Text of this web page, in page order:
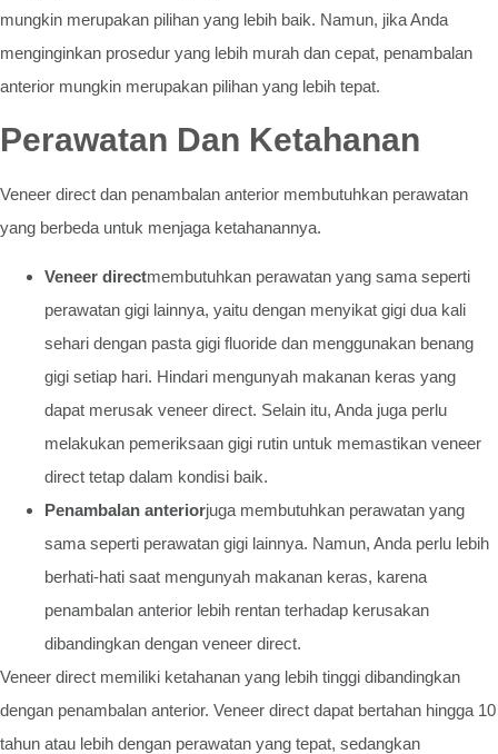
mungkin merupakan pilihan yang lebih baik. Namun, jika Anda
menginginkan prosedur yang lebih murah dan cepat, penambalan
anterior mungkin merupakan pilihan yang lebih tepat.
Perawatan Dan Ketahanan
Veneer direct dan penambalan anterior membutuhkan perawatan
yang berbeda untuk menjaga ketahanannya.
Veneer directmembutuhkan perawatan yang sama seperti
perawatan gigi lainnya, yaitu dengan menyikat gigi dua kali
sehari dengan pasta gigi fluoride dan menggunakan benang
gigi setiap hari. Hindari mengunyah makanan keras yang
dapat merusak veneer direct. Selain itu, Anda juga perlu
melakukan pemeriksaan gigi rutin untuk memastikan veneer
direct tetap dalam kondisi baik.
Penambalan anteriorjuga membutuhkan perawatan yang
sama seperti perawatan gigi lainnya. Namun, Anda perlu lebih
berhati-hati saat mengunyah makanan keras, karena
penambalan anterior lebih rentan terhadap kerusakan
dibandingkan dengan veneer direct.
Veneer direct memiliki ketahanan yang lebih tinggi dibandingkan
dengan penambalan anterior. Veneer direct dapat bertahan hingga 10
tahun atau lebih dengan perawatan yang tepat, sedangkan